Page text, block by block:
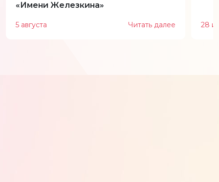
«Имени Железкина»
5 августа Читать далее 28